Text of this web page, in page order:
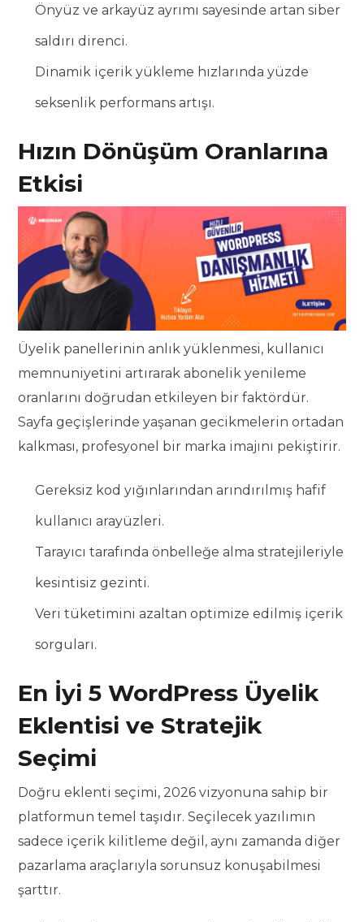
Önyüz ve arkayüz ayrımı sayesinde artan siber
saldırı direnci.
Dinamik içerik yükleme hızlarında yüzde
seksenlik performans artışı.
Hızın Dönüşüm Oranlarına
Etkisi
Üyelik panellerinin anlık yüklenmesi, kullanıcı
memnuniyetini artırarak abonelik yenileme
oranlarını doğrudan etkileyen bir faktördür.
Sayfa geçişlerinde yaşanan gecikmelerin ortadan
kalkması, profesyonel bir marka imajını pekiştirir.
Gereksiz kod yığınlarından arındırılmış hafif
kullanıcı arayüzleri.
Tarayıcı tarafında önbelleğe alma stratejileriyle
kesintisiz gezinti.
Veri tüketimini azaltan optimize edilmiş içerik
sorguları.
En İyi 5 WordPress Üyelik
Eklentisi ve Stratejik
Seçimi
Doğru eklenti seçimi, 2026 vizyonuna sahip bir
platformun temel taşıdır. Seçilecek yazılımın
sadece içerik kilitleme değil, aynı zamanda diğer
pazarlama araçlarıyla sorunsuz konuşabilmesi
şarttır.